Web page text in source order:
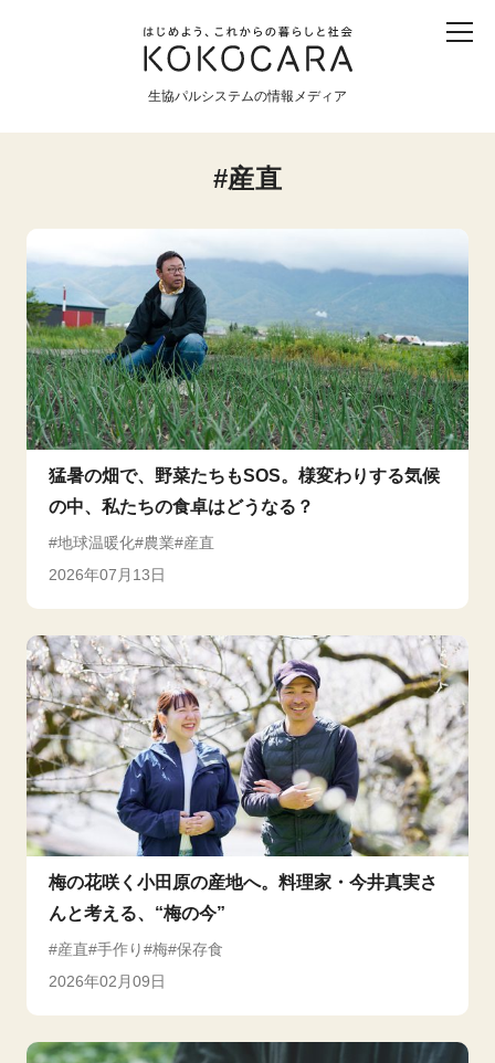
生協パルシステムの情報メディア
産直 食育 食べる 震災
環境と平和
生協の宅配パルシステム
産直
猛暑の畑で、野菜たちもSOS。様変わりする気候
の中、私たちの食卓はどうなる？
地球温暖化 農業
産直
2026年07月13日
梅の花咲く小田原の産地へ。料理家・今井真実さ
んと考える、“梅の今”
産直 手作り 梅 保存食
2026年02月09日